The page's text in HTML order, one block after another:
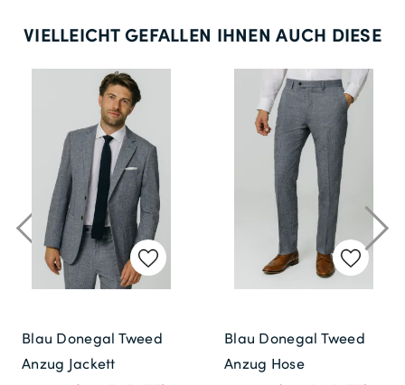
VIELLEICHT GEFALLEN IHNEN AUCH DIESE
Blau Donegal Tweed
Anzug Jackett
Blau Donegal Tweed
Anzug Hose